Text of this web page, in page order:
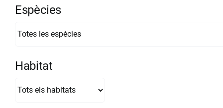
Espècies
Habitat